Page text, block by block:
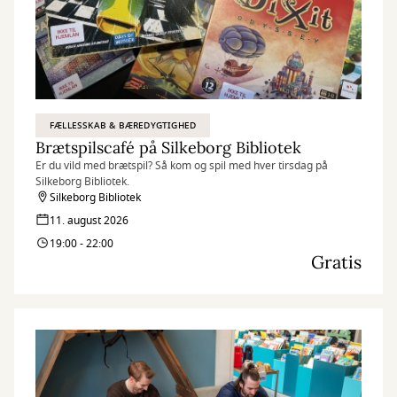
FÆLLESSKAB & BÆREDYGTIGHED
Brætspilscafé på Silkeborg Bibliotek
Er du vild med brætspil? Så kom og spil med hver tirsdag på
Silkeborg Bibliotek.
Silkeborg Bibliotek
11. august 2026
19:00 - 22:00
Gratis